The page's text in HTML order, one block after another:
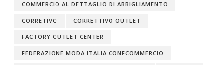
COMMERCIO AL DETTAGLIO DI ABBIGLIAMENTO
CORRETIVO CORRETTIVO OUTLET
FACTORY OUTLET CENTER
FEDERAZIONE MODA ITALIA CONFCOMMERCIO